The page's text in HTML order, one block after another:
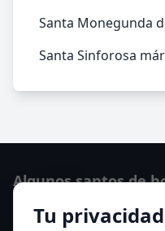
Santa Monegunda
Santa Sinforosa
Tu
Algunos santos de
San Osvaldo de